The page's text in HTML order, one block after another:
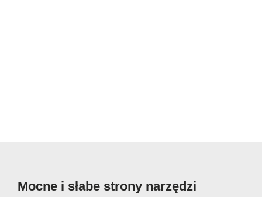
Mocne i słabe strony narzędzi